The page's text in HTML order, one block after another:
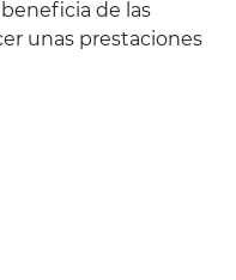
de las
unas prestaciones